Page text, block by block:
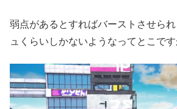
弱点があるとすればバーストさせら
ュくらいしかないようなってとこです